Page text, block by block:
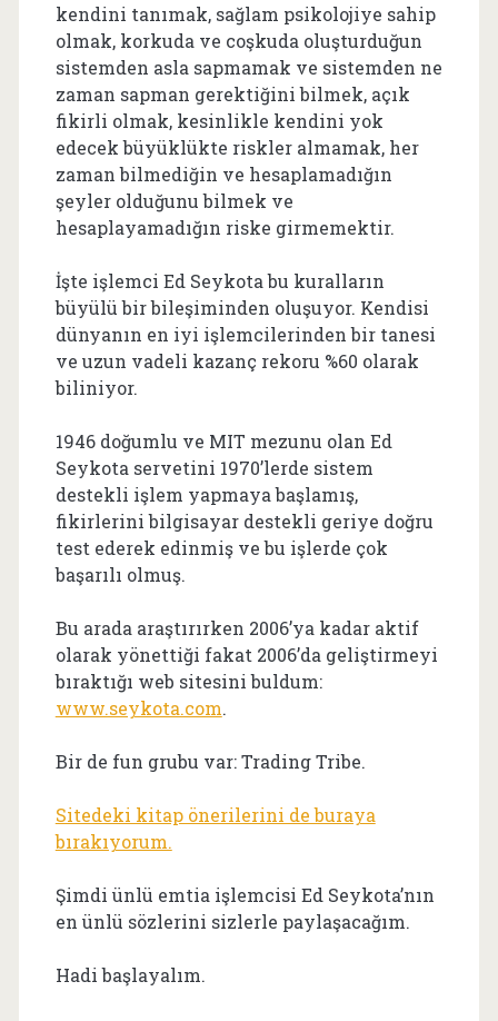
kendini tanımak, sağlam psikolojiye sahip
olmak, korkuda ve coşkuda oluşturduğun
sistemden asla sapmamak ve sistemden ne
zaman sapman gerektiğini bilmek, açık
fikirli olmak, kesinlikle kendini yok
edecek büyüklükte riskler almamak, her
zaman bilmediğin ve hesaplamadığın
şeyler olduğunu bilmek ve
hesaplayamadığın riske girmemektir.
İşte işlemci Ed Seykota bu kuralların
büyülü bir bileşiminden oluşuyor. Kendisi
dünyanın en iyi işlemcilerinden bir tanesi
ve uzun vadeli kazanç rekoru %60 olarak
biliniyor.
1946 doğumlu ve MIT mezunu olan Ed
Seykota servetini 1970’lerde sistem
destekli işlem yapmaya başlamış,
fikirlerini bilgisayar destekli geriye doğru
test ederek edinmiş ve bu işlerde çok
başarılı olmuş.
Bu arada araştırırken 2006’ya kadar aktif
olarak yönettiği fakat 2006’da geliştirmeyi
bıraktığı web sitesini buldum:
www.seykota.com.
Bir de fun grubu var: Trading Tribe.
Sitedeki kitap önerilerini de buraya
bırakıyorum.
Şimdi ünlü emtia işlemcisi Ed Seykota’nın
en ünlü sözlerini sizlerle paylaşacağım.
Hadi başlayalım.